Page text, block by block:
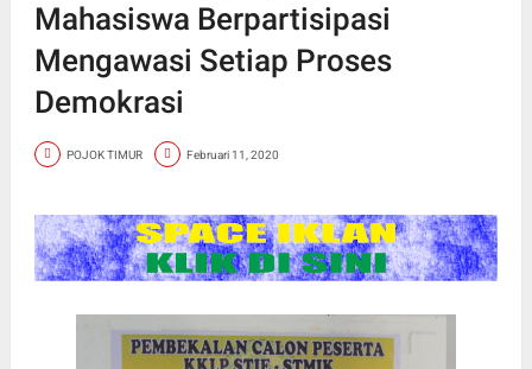
Mahasiswa Berpartisipasi
Mengawasi Setiap Proses
Demokrasi
POJOK TIMUR Februari 11, 2020